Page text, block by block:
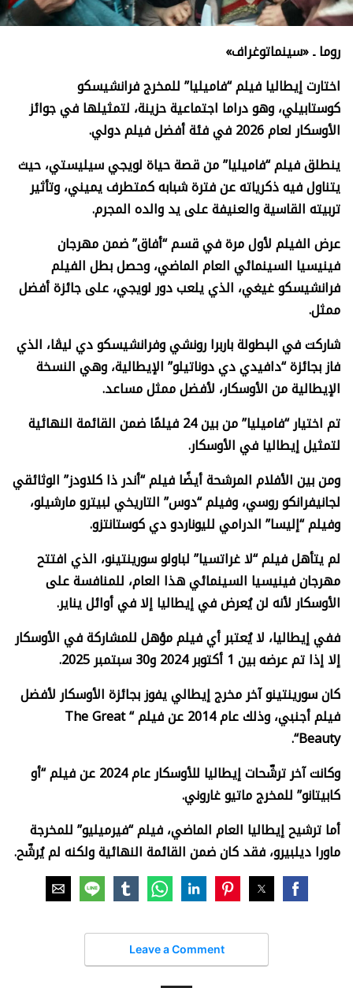
روما ـ «سينماتوغراف»
اختارت إيطاليا فيلم “فاميليا” للمخرج فرانشيسكو
كوستابيلي، وهو دراما اجتماعية حزينة، لتمثيلها في جوائز
الأوسكار لعام 2026 في فئة أفضل فيلم دولي.
ينطلق فيلم “فاميليا” من قصة حياة لويجي سيليستي، حيث
يتناول فيه ذكرياته عن فترة شبابه كمتطرف يميني، وتأثير
تربيته القاسية والعنيفة على يد والده المجرم.
عرض الفيلم لأول مرة في قسم “أفاق” ضمن مهرجان
فينيسيا السينمائي العام الماضي، وحصل بطل الفيلم
فرانشيسكو غيغي، الذي يلعب دور لويجي، على جائزة أفضل
ممثل.
شاركت في البطولة باربرا رونشي وفرانشيسكو دي ليڤا، الذي
فاز بجائزة “دافيدي دي دوناتيلو” الإيطالية، وهي النسخة
الإيطالية من الأوسكار، لأفضل ممثل مساعد.
تم اختيار “فاميليا” من بين 24 فيلمًا ضمن القائمة النهائية
لتمثيل إيطاليا في الأوسكار.
ومن بين الأفلام المرشحة أيضًا فيلم “أندر ذا كلاودز” الوثائقي
لجانيفرانكو روسي، وفيلم “دوس” التاريخي لبيترو مارشيلو،
وفيلم “إليسا” الدرامي لليوناردو دي كوستانتزو.
لم يتأهل فيلم “لا غراتسيا” لباولو سورينتينو، الذي افتتح
مهرجان فينيسيا السينمائي هذا العام، للمنافسة على
الأوسكار لأنه لن يُعرض في إيطاليا إلا في أوائل يناير.
ففي إيطاليا، لا يُعتبر أي فيلم مؤهل للمشاركة في الأوسكار
إلا إذا تم عرضه بين 1 أكتوبر 2024 و30 سبتمبر 2025.
كان سورينتينو آخر مخرج إيطالي يفوز بجائزة الأوسكار لأفضل
فيلم أجنبي، وذلك عام 2014 عن فيلم “
The Great
Beauty
“.
وكانت آخر ترشّحات إيطاليا للأوسكار عام 2024 عن فيلم “أو
كابيتانو” للمخرج ماتيو غاروني.
أما ترشيح إيطاليا العام الماضي، فيلم “فيرميليو” للمخرجة
ماورا ديلبيرو، فقد كان ضمن القائمة النهائية ولكنه لم يُرشّح.
Leave a Comment